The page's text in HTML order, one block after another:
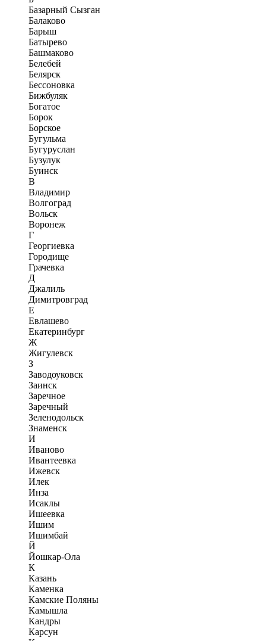
Базарный Сызган
Балаково
Барыш
Батырево
Башмаково
Белебей
Белярск
Бессоновка
Бижбуляк
Богатое
Борок
Борское
Бугульма
Бугуруслан
Бузулук
Буинск
В
Владимир
Волгоград
Вольск
Воронеж
Г
Георгиевка
Городище
Грачевка
Д
Джалиль
Димитровград
Е
Евлашево
Екатеринбург
Ж
Жигулевск
З
Заводоуковск
Заинск
Заречное
Заречный
Зеленодольск
Знаменск
И
Иваново
Ивантеевка
Ижевск
Илек
Инза
Исаклы
Ишеевка
Ишим
Ишимбай
Й
Йошкар-Ола
К
Казань
Каменка
Камские Поляны
Камышла
Кандры
Карсун